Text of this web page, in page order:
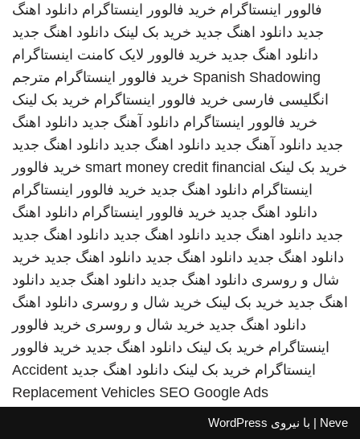
فالوور اینستاگرام خرید فالوور اینستاگرام دانلود اهنگ
جدید دانلود اهنگ جدید خرید بک لینک دانلود اهنگ جدید
دانلود اهنگ جدید خرید فالوور لایک کامنت اینستاگرام
Spanish Shadowing خرید فالوور اینستاگرام مترجم
انگلیسی فارسی خرید فالوور اینستاگرام خرید بک لینک
خرید فالوور اینستاگرام دانلود آهنگ جدید دانلود اهنگ
جدید دانلود آهنگ جدید دانلود اهنگ جدید دانلود اهنگ جدید
خرید بک لینک smart money credit financial خرید فالوور
اینستاگرام دانلود اهنگ جدید خرید فالوور اینستاگرام
دانلود اهنگ جدید خرید فالوور اینستاگرام دانلود اهنگ
جدید دانلود اهنگ جدید دانلود اهنگ جدید دانلود اهنگ جدید
دانلود اهنگ جدید دانلود اهنگ جدید دانلود اهنگ جدید خرید
شال و روسری دانلود اهنگ جدید دانلود اهنگ جدید دانلود
اهنگ جدید خرید بک لینک خرید شال و روسری دانلود اهنگ
دانلود اهنگ جدید خرید شال و روسری خرید فالوور
اینستاگرام خرید بک لینک دانلود اهنگ جدید خرید فالوور
اینستاگرام خرید بک لینک دانلود اهنگ جدید Accident
Replacement Vehicles SEO Google Ads
Neve | با نیروی WordPress